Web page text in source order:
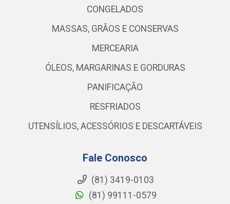
CONGELADOS
MASSAS, GRÃOS E CONSERVAS
MERCEARIA
ÓLEOS, MARGARINAS E GORDURAS
PANIFICAÇÃO
RESFRIADOS
UTENSÍLIOS, ACESSÓRIOS E DESCARTÁVEIS
Fale Conosco
(81) 3419-0103
(81) 99111-0579